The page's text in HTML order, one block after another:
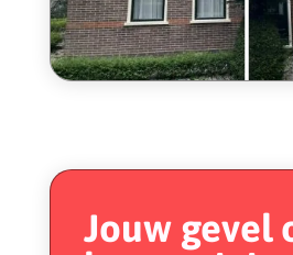
Jouw gevel